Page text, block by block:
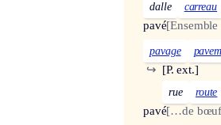
dalle carreau
pavé[Ensemble
pavage
[P. ext.]
↪
rue route
pavé[…de